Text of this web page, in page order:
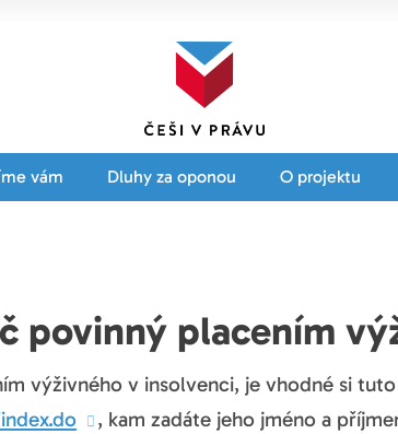
vám Dluhy za oponou O projektu
povinný placením
výživného v insolvenci, je vhodné si
, kam zadáte jeho jméno a